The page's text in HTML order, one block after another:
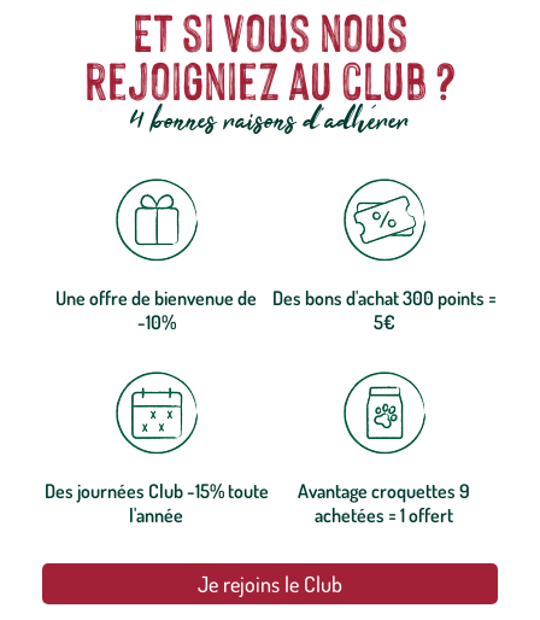
Et si vous nous
rejoigniez au club ?
4 bonnes raisons d'adhérer
Une offre de bienvenue de
-10%
Des bons d'achat 300 points =
5€
Des journées Club -15% toute
l'année
Avantage croquettes 9
achetées = 1 offert
Je rejoins le Club